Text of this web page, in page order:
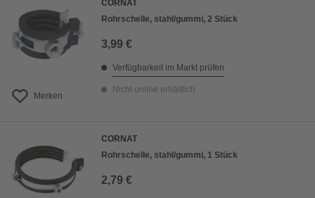
Merken
CORNAT
Rohrschelle, stahl/gummi, 2 Stück
3,99 €
Verfügbarkeit im Markt prüfen
Nicht online erhältlich
CORNAT
Rohrschelle, stahl/gummi, 1 Stück
2,79 €